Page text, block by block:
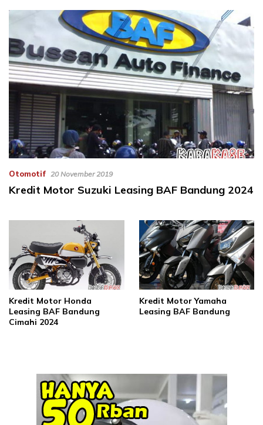
Otomotif 20 November 2019
Kredit Motor Suzuki Leasing BAF Bandung 2024
Kredit Motor Honda
Leasing BAF Bandung
Cimahi 2024
Kredit Motor Yamaha
Leasing BAF Bandung